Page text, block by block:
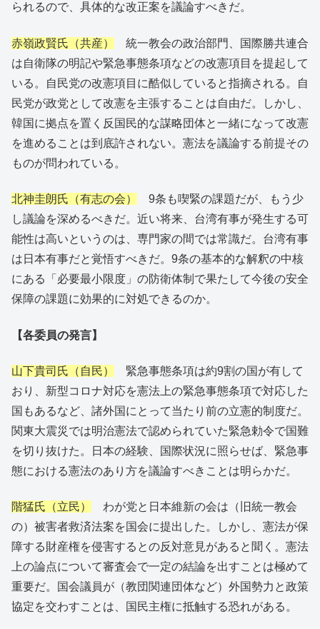
られるので、具体的な改正案を議論すべきだ。
赤嶺政賢氏（共産）
統一教会の政治部門、国際勝共連合
は自衛隊の明記や緊急事態条項などの改憲項目を提起して
いる。自民党の改憲項目に酷似していると指摘される。自
民党が政党として改憲を主張することは自由だ。しかし、
韓国に拠点を置く反国民的な謀略団体と一緒になって改憲
を進めることは到底許されない。憲法を議論する前提その
ものが問われている。
北神圭朗氏（有志の会）
9条も喫緊の課題だが、もう少
し議論を深めるべきだ。近い将来、台湾有事が発生する可
能性は高いというのは、専門家の間では常識だ。台湾有事
は日本有事だと覚悟すべきだ。9条の基本的な解釈の中核
にある「必要最小限度」の防衛体制で果たして今後の安全
保障の課題に効果的に対処できるのか。
【各委員の発言】
山下貴司氏（自民）
緊急事態条項は約9割の国が有して
おり、新型コロナ対応を憲法上の緊急事態条項で対応した
国もあるなど、諸外国にとって当たり前の立憲的制度だ。
関東大震災では明治憲法で認められていた緊急勅令で国難
を切り抜けた。日本の経験、国際状況に照らせば、緊急事
態における憲法のあり方を議論すべきことは明らかだ。
階猛氏（立民）
わが党と日本維新の会は（旧統一教会
の）被害者救済法案を国会に提出した。しかし、憲法が保
障する財産権を侵害するとの反対意見があると聞く。憲法
上の論点について審査会で一定の結論を出すことは極めて
重要だ。国会議員が（教団関連団体など）外国勢力と政策
協定を交わすことは、国民主権に抵触する恐れがある。